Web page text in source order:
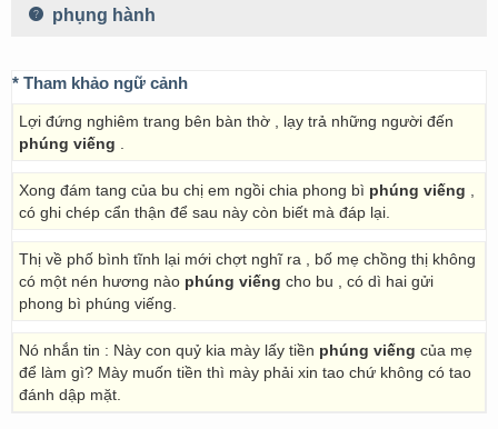
phụng hành
* Tham khảo ngữ cảnh
Lợi đứng nghiêm trang bên bàn thờ , lạy trả những người đến
phúng viếng
Xong đám tang của bu chị em ngồi chia phong bì phúng viếng
có ghi chép cẩn thận để sau này còn biết mà đáp lại.
Thị về phố bình tĩnh lại mới chợt nghĩ ra , bố mẹ chồng thị không
có một nén hương nào phúng viếng cho bu , có dì hai gửi
phong bì phúng viếng.
Nó nhắn tin : Này con quỷ kia mày lấy tiền phúng viếng của mẹ
để làm gì? Mày muốn tiền thì mày phải xin tao chứ không có tao
đánh dập mặt.